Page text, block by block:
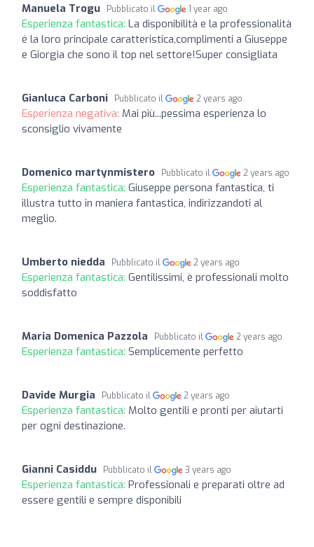
Manuela Trogu Pubblicato il 1 year ago
Esperienza fantastica: La disponibilità e la professionalità
é la loro principale caratteristica,complimenti a Giuseppe
e Giorgia che sono il top nel settore!Super consigliata
Gianluca Carboni Pubblicato il 2 years ago
Esperienza negativa: Mai più...pessima esperienza lo
sconsiglio vivamente
Domenico martynmistero Pubblicato il 2 years ago
Esperienza fantastica: Giuseppe persona fantastica, ti
illustra tutto in maniera fantastica, indirizzandoti al
meglio.
Umberto niedda Pubblicato il 2 years ago
Esperienza fantastica: Gentilissimi, è professionali molto
soddisfatto
Maria Domenica Pazzola Pubblicato il 2 years ago
Esperienza fantastica: Semplicemente perfetto
Davide Murgia Pubblicato il 2 years ago
Esperienza fantastica: Molto gentili e pronti per aiutarti
per ogni destinazione.
Gianni Casiddu Pubblicato il 3 years ago
Esperienza fantastica: Professionali e preparati oltre ad
essere gentili e sempre disponibili